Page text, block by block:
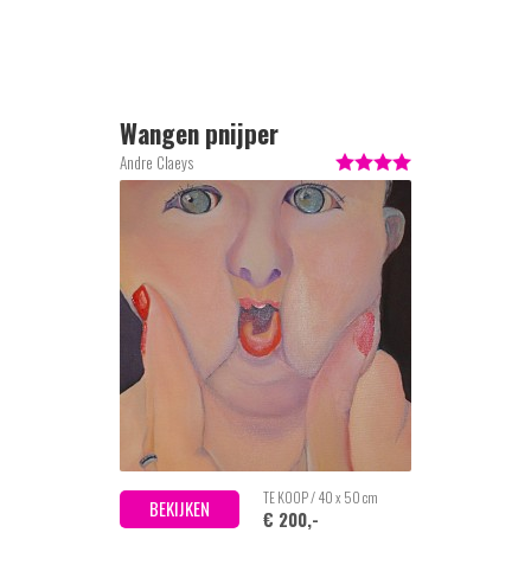
Wangen pnijper
Andre Claeys
BEKIJKEN TE KOOP / 40 x 50 cm
€ 200,-